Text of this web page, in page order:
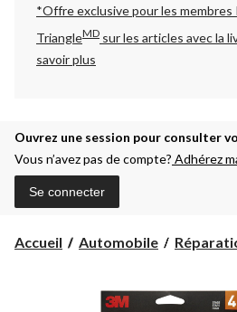
*Offre exclusive pour les membres
TriangleMD sur les articles avec la
savoir plus
Ouvrez une session pour consulter
Vous n’avez pas de compte? Adhérez
Se connecter
Accueil Automobile